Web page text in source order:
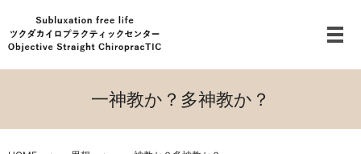
メ
一神教か？多神教か？